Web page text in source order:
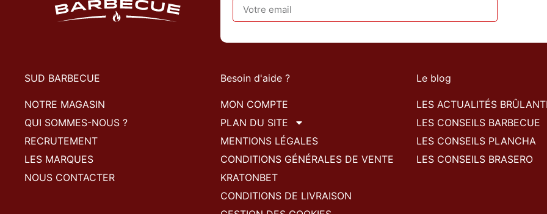
SUD BARBECUE
NOTRE MAGASIN
QUI SOMMES-NOUS ?
RECRUTEMENT
LES MARQUES
NOUS CONTACTER
Besoin d'aide ?
MON COMPTE
PLAN DU SITE
MENTIONS LÉGALES
CONDITIONS GÉNÉRALES DE VENTE
KRATONBET
CONDITIONS DE LIVRAISON
Le blog
LES ACTUALITÉS
LES CONSEILS BARBECUE
LES CONSEILS PLANCHA
LES CONSEILS BRASERO